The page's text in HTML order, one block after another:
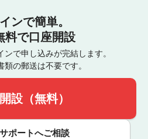
ンで簡単。
料で口座開設
で申し込みが完結します。
類の郵送は不要です。
設（無料）
ポートへご相談